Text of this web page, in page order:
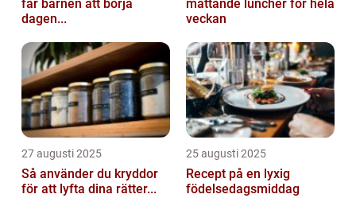
får barnen att börja
dagen...
mättande luncher för hela
veckan
27 augusti 2025
Så använder du kryddor
för att lyfta dina rätter...
25 augusti 2025
Recept på en lyxig
födelsedagsmiddag